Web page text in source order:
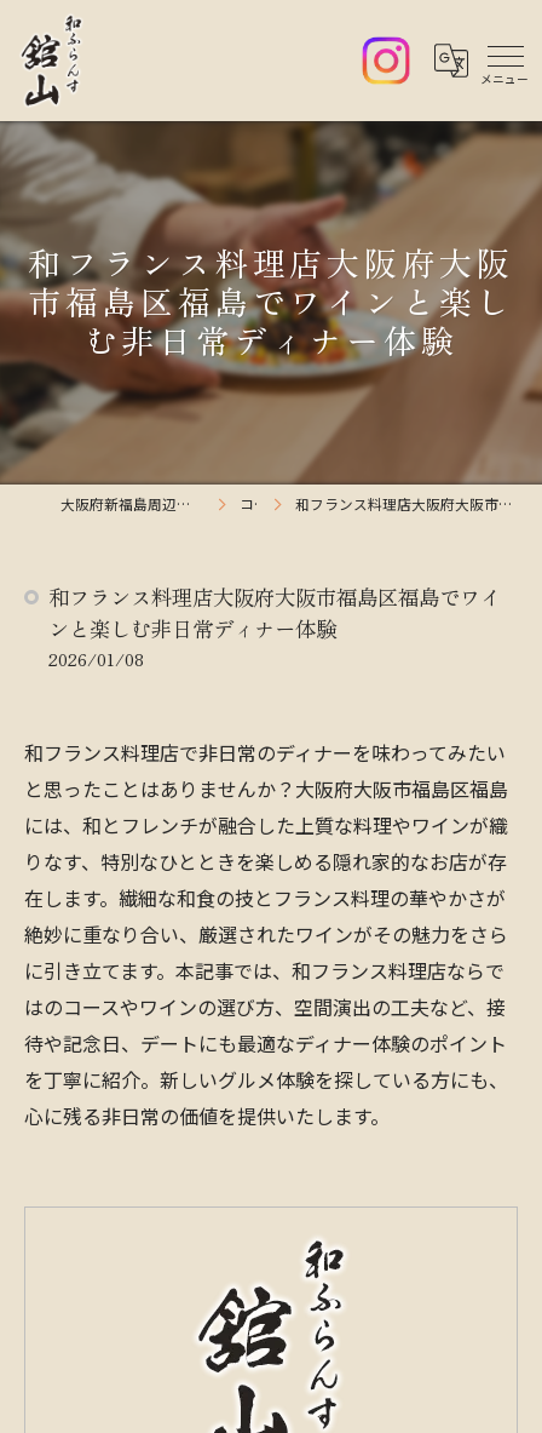
和フランス料理店大阪府大阪
市福島区福島でワインと楽し
む非日常ディナー体験
大阪府新福島周辺のレストランなら和ふらんす舘山 コラム 和フランス料理店大阪府大阪市福島区福島でワインと楽しむ非日常ディナー体験
和フランス料理店大阪府大阪市福島区福島でワイ
ンと楽しむ非日常ディナー体験
2026/01/08
和フランス料理店で非日常のディナーを味わってみたい
と思ったことはありませんか？大阪府大阪市福島区福島
には、和とフレンチが融合した上質な料理やワインが織
りなす、特別なひとときを楽しめる隠れ家的なお店が存
在します。繊細な和食の技とフランス料理の華やかさが
絶妙に重なり合い、厳選されたワインがその魅力をさら
に引き立てます。本記事では、和フランス料理店ならで
はのコースやワインの選び方、空間演出の工夫など、接
待や記念日、デートにも最適なディナー体験のポイント
を丁寧に紹介。新しいグルメ体験を探している方にも、
心に残る非日常の価値を提供いたします。